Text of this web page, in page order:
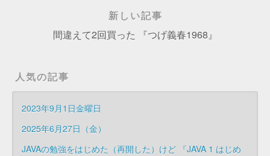
新しい記事
間違えて2回買った 『つげ義春1968』
人気の記事
2023年9月1日金曜日
2025年6月27日（金）
JAVAの勉強をはじめた（再開した）けど 『JAVA 1 はじめ